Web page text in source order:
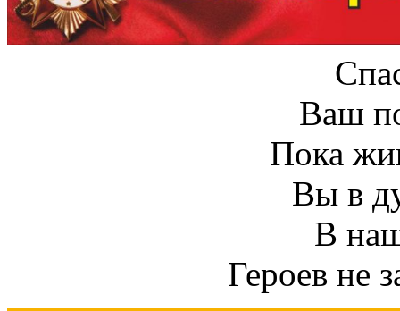
Ваш
Пока
Вы в
В
Героев не